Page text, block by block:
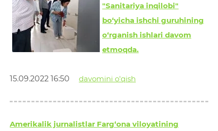
"Sanitariya inqilobi"
bo‘yicha ishchi guruhining
o‘rganish ishlari davom
etmoqda.
15.09.2022 16:50 davomini o'qish
Amerikalik jurnalistlar Farg‘ona viloyatining